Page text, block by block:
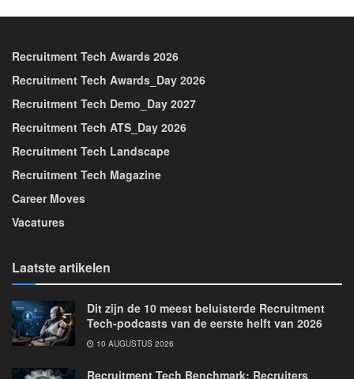
Recruitment Tech Awards 2026
Recruitment Tech Awards_Day 2026
Recruitment Tech Demo_Day 2027
Recruitment Tech ATS_Day 2026
Recruitment Tech Landscape
Recruitment Tech Magazine
Career Moves
Vacatures
Laatste artikelen
Dit zijn de 10 meest beluisterde Recruitment
Tech-podcasts van de eerste helft van 2026
10 AUGUSTUS 2026
Recruitment Tech Benchmark: Recruiters